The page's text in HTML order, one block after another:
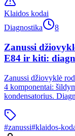
Klaidos kodai
Diagnostika
8
Zanussi
E84 ir kiti:
Zanussi džiovyklė
4 komponentai:
kondensatorius.
#zanussi#klaidos-